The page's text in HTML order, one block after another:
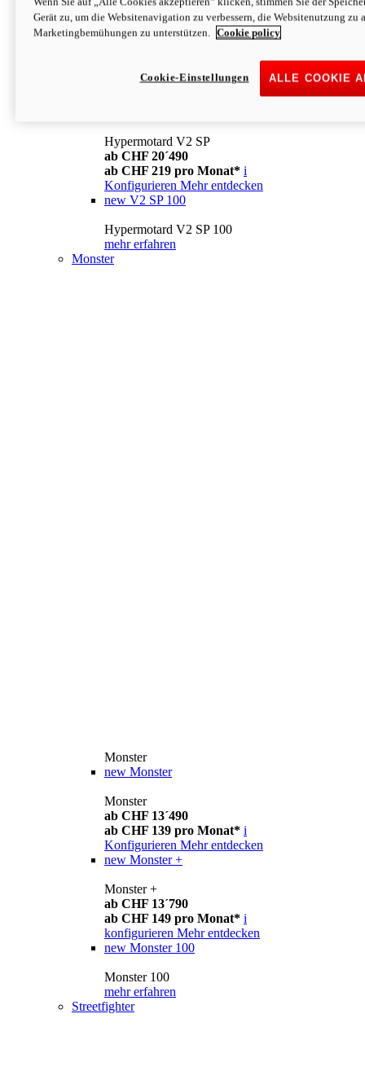
Konfigurieren Mehr entdecken
newV2
ab CHF 169 pro Monat* i
Mehr entdecken
Hypermotard V2 SP
ab CHF 20´490
ab CHF 219 pro Monat* i
Konfigurieren Mehr entdecken
new V2 SP 100
Hypermotard V2 SP 100
mehr erfahren
Monster
Monster
new Monster
Monster
ab CHF 13´490
ab CHF 139 pro Monat* i
Konfigurieren Mehr entdecken
new Monster +
Monster +
ab CHF 13´790
ab CHF 149 pro Monat* i
konfigurieren Mehr entdecken
new Monster 100
Monster 100
mehr erfahren
Streetfighter
Gerät zu, um die Websitenavigation zu verbessern, die Websitenutzung zu
Marketingbemühungen zu unterstützen.
Cookie policy
ALLE COOKIE
Cookie-Einstellungen